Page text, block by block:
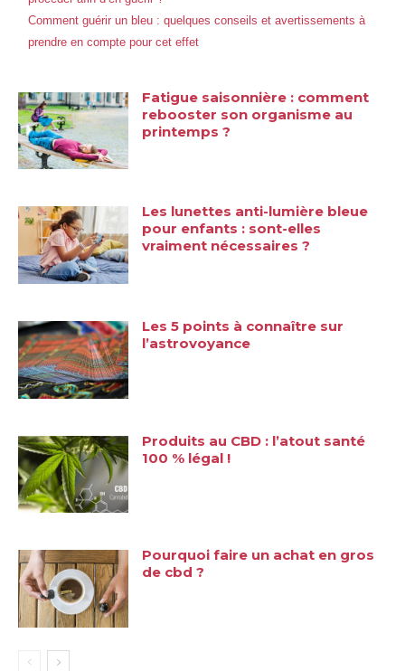
Comment guérir un bleu : quelques conseils et avertissements à
prendre en compte pour cet effet
Fatigue saisonnière : comment
rebooster son organisme au
printemps ?
Les lunettes anti-lumière bleue
pour enfants : sont-elles
vraiment nécessaires ?
Les 5 points à connaître sur
l’astrovoyance
Produits au CBD : l’atout santé
100 % légal !
Pourquoi faire un achat en gros
de cbd ?